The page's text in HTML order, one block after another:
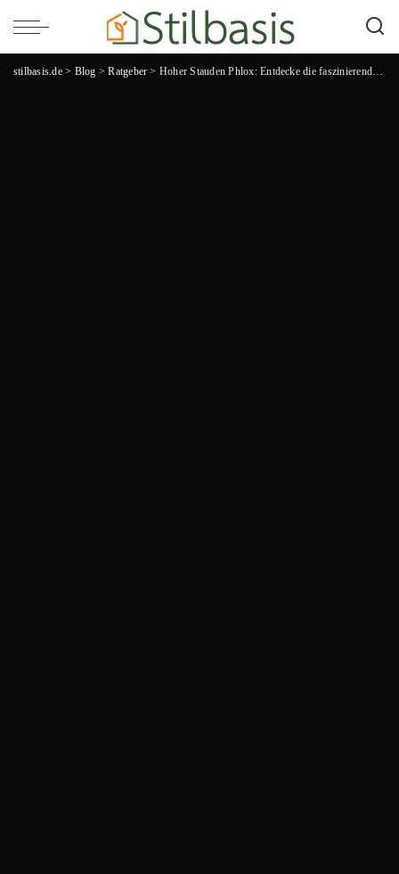
stilbasis.de> Blog >Ratgeber > Hoher Stauden Phlox: Entdecke die faszinierende Blütenpracht dieser beeindruckenden Pflanze!